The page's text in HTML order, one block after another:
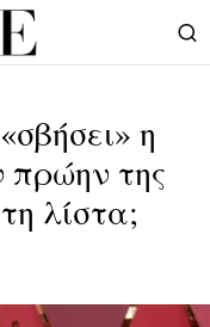
η
πρώην της
λίστα;